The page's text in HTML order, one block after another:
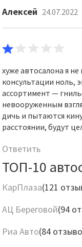
Алексей 24.07.2022
хуже автосалона я
консультации ноль,
ассортимент —
невооруженным
дичь и пытаются
расстоянии, будут
Ответить
ТОП-10
КарПлаза(121
АЦ Береговой(94
Риа Авто(84